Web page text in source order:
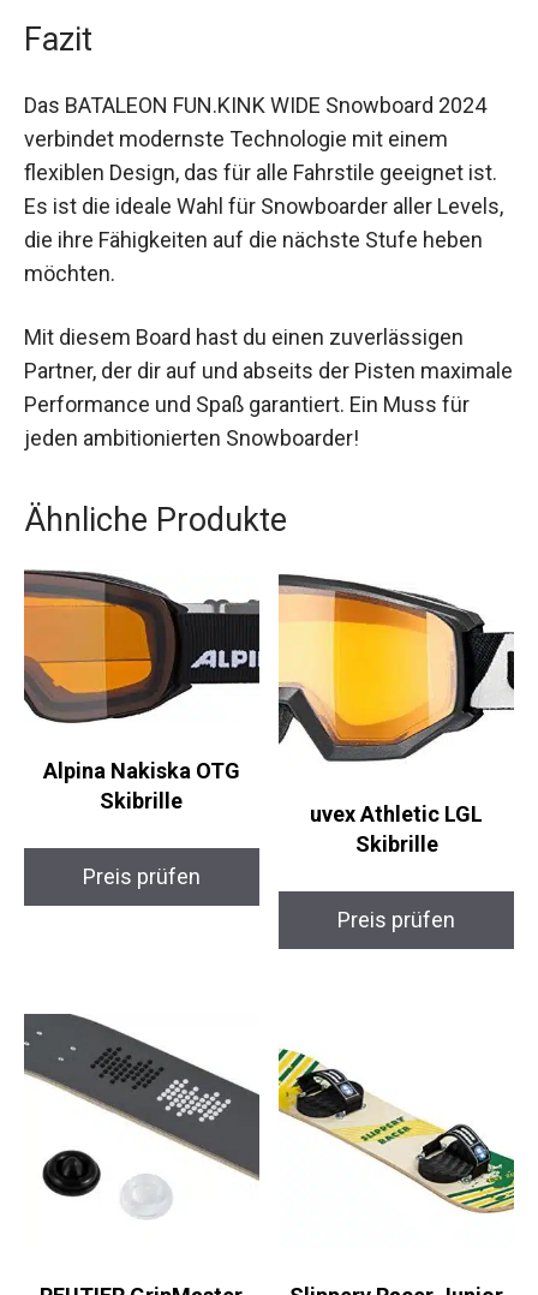
Das BATALEON FUN.KINK WIDE Snowboard 2024
verbindet modernste Technologie mit einem
flexiblen Design, das für alle Fahrstile geeignet
ist. Es ist die ideale Wahl für Snowboarder aller
Levels, die ihre Fähigkeiten auf die nächste Stufe
Mit diesem Board hast du einen zuverlässigen
Partner, der dir auf und abseits der Pisten
maximale Performance und Spaß garantiert. Ein
Alpina Nakiska OTG
Preis prüfen
uvex Athletic LGL
Preis prüfen